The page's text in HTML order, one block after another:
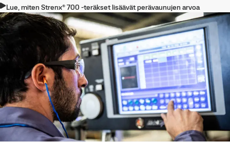
Lue, miten Strenx® 700 -teräkset lisäävät perävaunujen arvoa